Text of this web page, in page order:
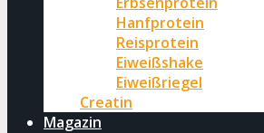
Hanfprotein
Reisprotein
Eiweißshake
Eiweißriegel
Creatin
Magazin